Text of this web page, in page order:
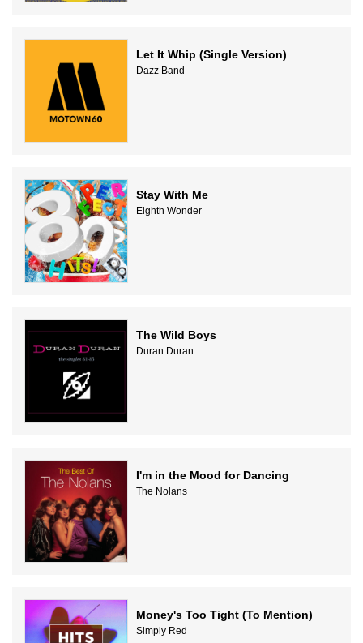
Let It Whip (Single Version)
Dazz Band
Stay With Me
Eighth Wonder
The Wild Boys
Duran Duran
I'm in the Mood for Dancing
The Nolans
Money's Too Tight (To Mention)
Simply Red